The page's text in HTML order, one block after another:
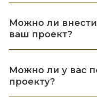
Можно ли
ваш проект?
Можно ли у вас
проекту?